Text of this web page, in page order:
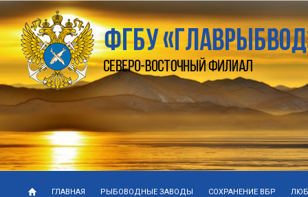
ГЛАВНАЯ РЫБОВОДНЫЕ ЗАВОДЫ СОХРАНЕНИЕ ВБР